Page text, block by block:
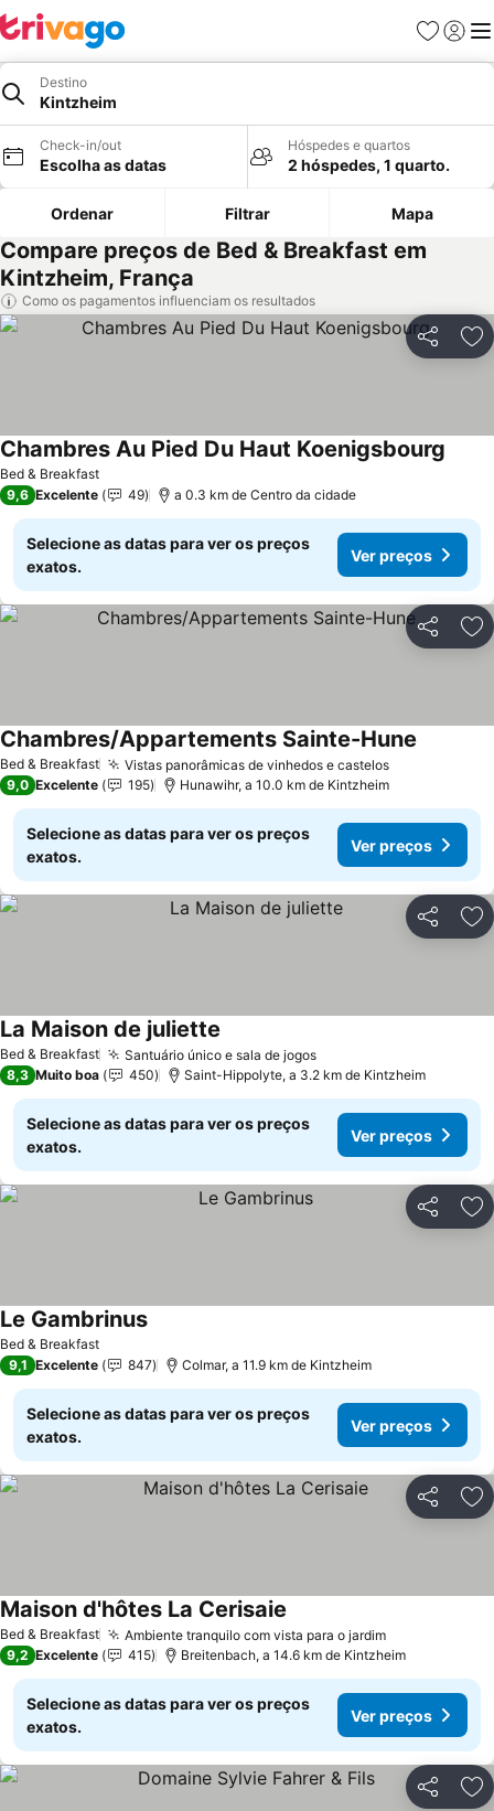
Favoritos
Iniciar
Destino
Kintzheim
Check-in/out
Escolha as datas
Hóspedes e quartos
2 hóspedes, 1 quarto.
Ordenar Filtrar Mapa
Compare preços de Bed & Breakfast em
Kintzheim, França
Como os pagamentos influenciam os resultados
Partilhar
Bed & Breakfast
Chambres Au Pied Du Haut Koenigsbourg
9,6 Excelente 49 a 0.3 km de Centro da cidade
Selecione as datas para ver os preços
exatos.
Ver preços
Partilhar
Bed & Breakfast Vistas panorâmicas de vinhedos e castelos
Chambres/Appartements Sainte-Hune
9,0 Excelente 195 Hunawihr, a 10.0 km de Kintzheim
Selecione as datas para ver os preços
exatos.
Ver preços
Partilhar
Bed & Breakfast Santuário único e sala de jogos
La Maison de juliette
8,3 Muito boa 450 Saint-Hippolyte, a 3.2 km de Kintzheim
Selecione as datas para ver os preços
exatos.
Ver preços
Partilhar
Bed & Breakfast
Le Gambrinus
9,1 Excelente 847 Colmar, a 11.9 km de Kintzheim
Selecione as datas para ver os preços
exatos.
Ver preços
Partilhar
Bed & Breakfast Ambiente tranquilo com vista para o jardim
Maison d'hôtes La Cerisaie
9,2 Excelente 415 Breitenbach, a 14.6 km de Kintzheim
Selecione as datas para ver os preços
exatos.
Ver preços
Partilhar